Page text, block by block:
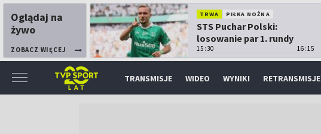
Oglądaj na
żywo
ZOBACZ WIĘCEJ
TRWA PIŁKA NOŻNA
STS Puchar Polski:
losowanie par 1. rundy
15:30 16:15
TRANSMISJE WIDEO WYNIKI RETRANSMISJE